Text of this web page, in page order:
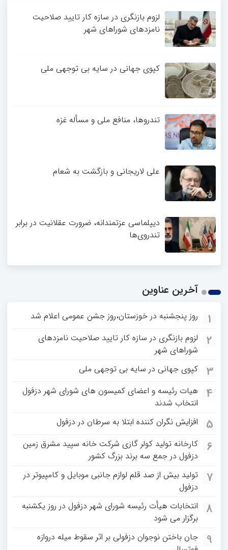
لزوم بازنگری در سازه کار تایید صلاحیت
نامزدهای شوراهای شهر
کپوی جهانی در سایه بی توجهی ملی
تندروها، منافع ملی و مسأله غزه
علی لاریجانی و بازگشت به شعام
دیپلماسی عزتمندانه، ضرورت عقلانیت در برابر
تندروی‌ها
آخرین عناوین
1 روز پنجشنبه در خوزستان،روز جشن عمومی اعلام شد
2
لزوم بازنگری در سازه کار تایید صلاحیت نامزدهای
شوراهای شهر
3 کپوی جهانی در سایه بی توجهی ملی
4
هیات رئیسه و اعضای کمیسون های شورای شهر دزفول
انتخاب شدند
5 افزایش نگران کننده ابتلا به سرطان در دزفول
6
کارخانه تولید کولر گازی شرکت خانه سپید مشرق زمین
دزفول در جمع سه برند بزرگ کشور
7
تولید بیش از صد قلم لوازم جانبی موبایل و کامپیوتر در
دزفول
8
انتخابات هیأت رئیسه شورای شهر دزفول در روز یکشنبه
برگزار می شود
9
جان باختن نوجوان دزفولی بر اثر سقوط میله دروازه